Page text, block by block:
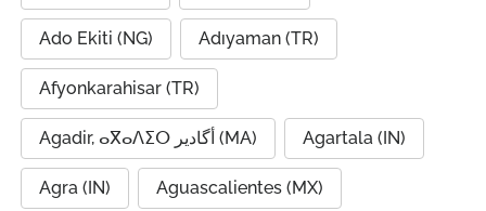
Ado Ekiti (NG) Adıyaman (TR)
Afyonkarahisar (TR)
Agadir, ⴰⴳⴰⴷⵉⵔ أگادیر (MA) Agartala (IN)
Agra (IN) Aguascalientes (MX)